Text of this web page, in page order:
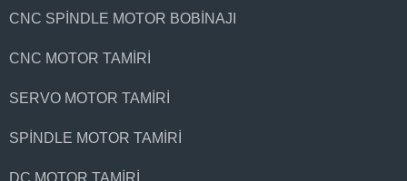
CNC SPINDLE MOTOR BOBINAJI
CNC MOTOR TAMIRI
SERVO MOTOR TAMIRI
SPINDLE MOTOR TAMIRI
DC MOTOR TAMIRI